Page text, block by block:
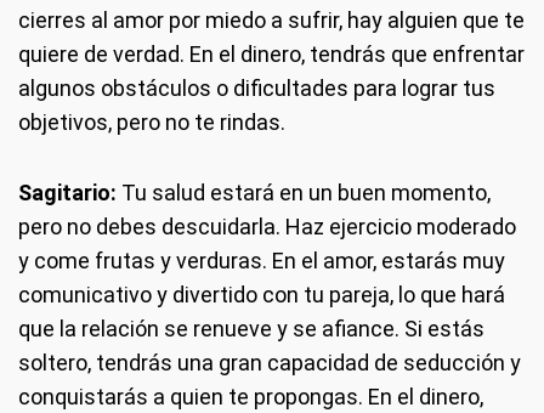
cierres al amor por miedo a sufrir, hay alguien que te
quiere de verdad. En el dinero, tendrás que enfrentar
algunos obstáculos o dificultades para lograr tus
objetivos, pero no te rindas.
Sagitario: Tu salud estará en un buen momento,
pero no debes descuidarla. Haz ejercicio moderado
y come frutas y verduras. En el amor, estarás muy
comunicativo y divertido con tu pareja, lo que hará
que la relación se renueve y se afiance. Si estás
soltero, tendrás una gran capacidad de seducción y
conquistarás a quien te propongas. En el dinero,